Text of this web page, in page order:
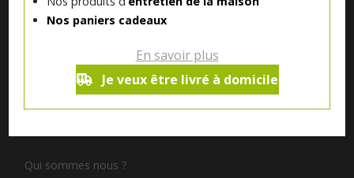
Nos paniers cadeaux
En savoir plus
Je veux être livré à domicile
Notre magasin situé à Quevaucamps réunit sous son toit les
produits de plus de 50 artisans et producteurs régionaux pour
Qui sommes nous ?